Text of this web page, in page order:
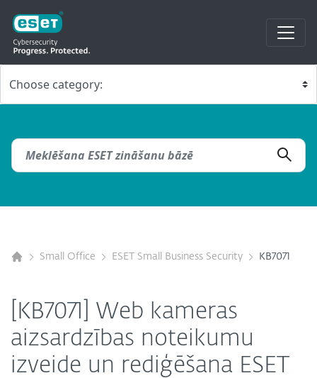
Small Office ESET Small Business Security KB7071
[KB7071] Web kameras
aizsardzības noteikumu
izveide un rediģēšana ESET